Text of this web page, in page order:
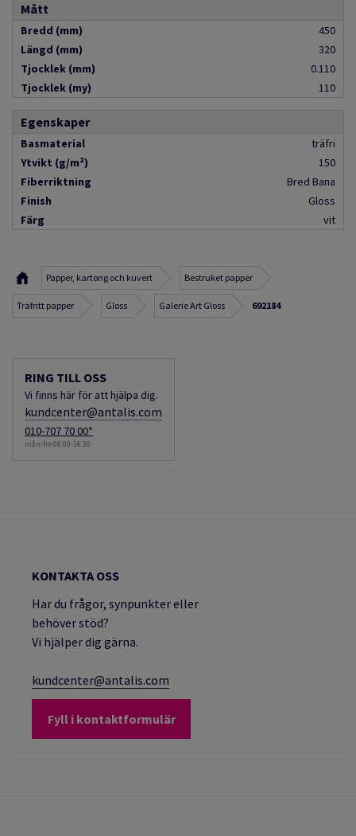
Mått
Bredd (mm)
450
Längd (mm)
320
Tjocklek (mm)
0.110
Tjocklek (my)
110
Egenskaper
Basmaterial
träfri
Ytvikt (g/m²)
150
Fiberriktning
Bred Bana
Finish
Gloss
Färg
vit
Papper, kartong och kuvert Bestruket papper
Träfritt papper Gloss Galerie Art Gloss 692184
RING TILL OSS
Vi finns här för att hjälpa dig.
kundcenter@antalis.com
010-707 70 00*
mån-fre 08:00-16:30
KONTAKTA OSS
Har du frågor, synpunkter eller
behöver stöd?
Vi hjälper dig gärna.
kundcenter@antalis.com
Fyll i kontaktformulär